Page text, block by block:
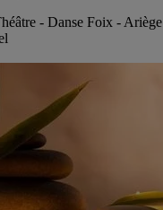
- Danse Foix - Ariège